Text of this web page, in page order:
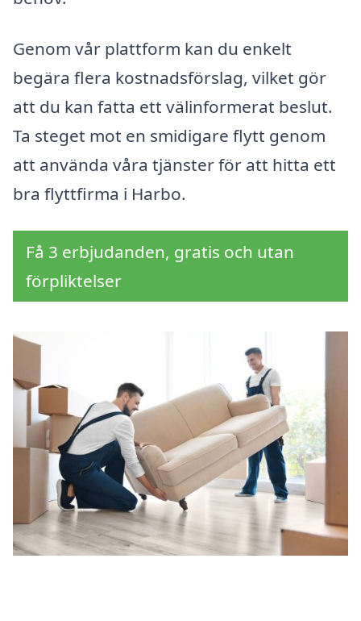
Genom vår plattform kan du enkelt
begära flera kostnadsförslag, vilket gör
att du kan fatta ett välinformerat beslut.
Ta steget mot en smidigare flytt genom
att använda våra tjänster för att hitta ett
bra flyttfirma i Harbo.
Få 3 erbjudanden, gratis och utan
förpliktelser